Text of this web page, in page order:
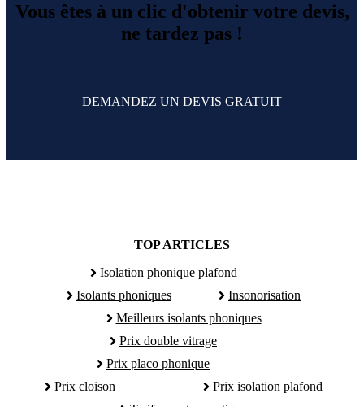
Vous êtes à un clic d'obtenir votre devis,
ne tardez pas !
DEMANDEZ UN DEVIS GRATUIT
TOP ARTICLES
Isolation phonique plafond
Isolants phoniques
Insonorisation
Meilleurs isolants phoniques
Prix double vitrage
Prix placo phonique
Prix cloison
Prix isolation plafond